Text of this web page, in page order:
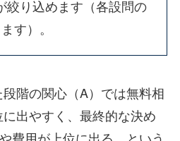
絞り込めます（各設問の
す）。
階の関心（A）では無料相
出やすく、最終的な決め